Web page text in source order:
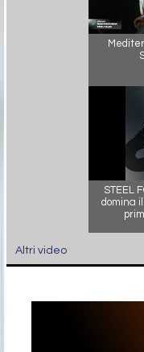
STEEL
domina
Altri video